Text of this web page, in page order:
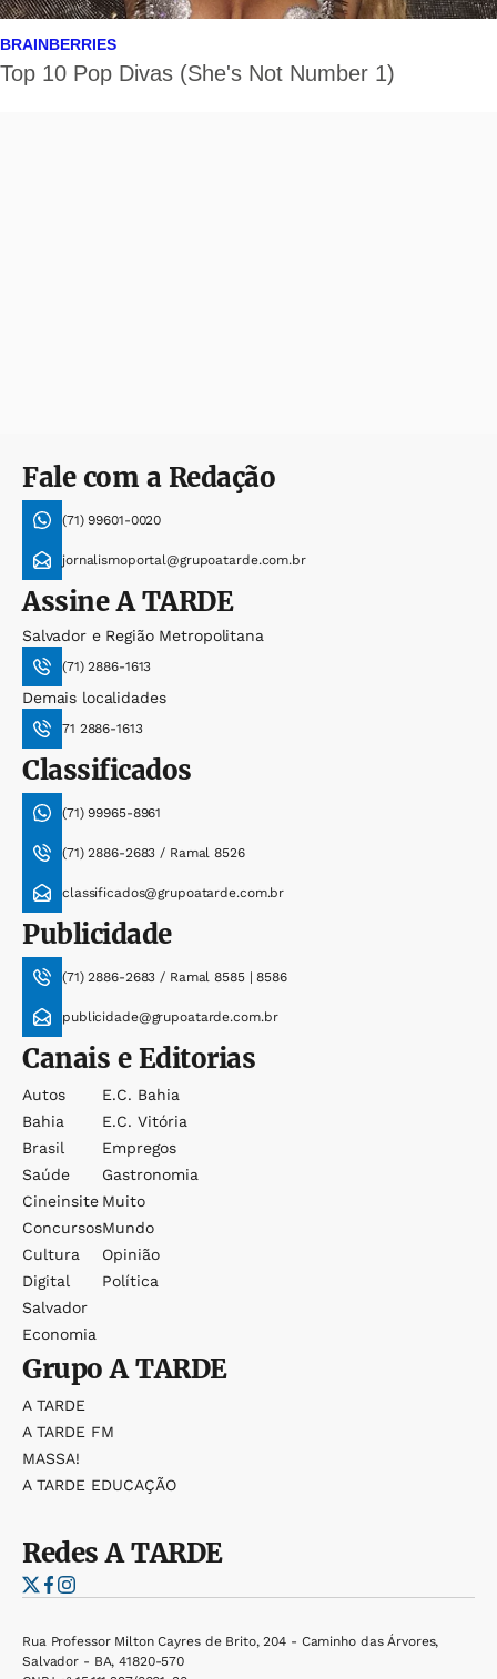
Fale com a Redação
(71) 99601-0020
jornalismoportal@grupoatarde.com.br
AssineA TARDE
Salvador e Região Metropolitana
(71) 2886-1613
Demais localidades
71 2886-1613
Classificados
(71) 99965-8961
(71) 2886-2683 / Ramal 8526
classificados@grupoatarde.com.br
Publicidade
(71) 2886-2683 / Ramal 8585 | 8586
publicidade@grupoatarde.com.br
Canais e Editorias
Autos
Bahia
Brasil
Saúde
Cineinsite
Concursos
Cultura
Digital
Salvador
Economia
E.c. Bahia
E.c. Vitória
Empregos
Gastronomia
Muito
Mundo
Opinião
Política
GrupoA TARDE
A TARDE
A TARDE FM
MASSA!
A TARDE EDUCAÇÃO
RedesA TARDE
Rua Professor Milton Cayres de Brito, 204 - Caminho das Árvores,
Salvador - BA, 41820-570